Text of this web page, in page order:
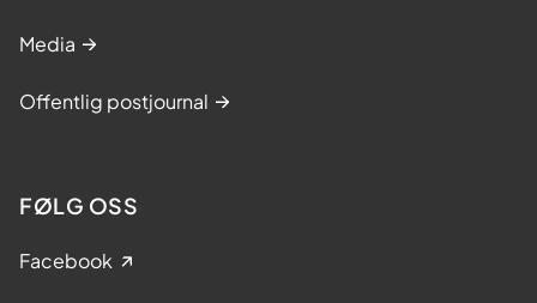
Media
Offentlig postjournal
FØLG OSS
Facebook